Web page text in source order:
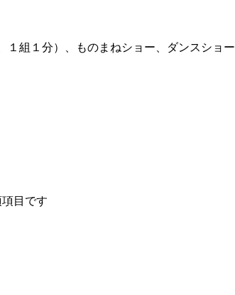
組１分）、ものまねショー、ダンスショー
目です